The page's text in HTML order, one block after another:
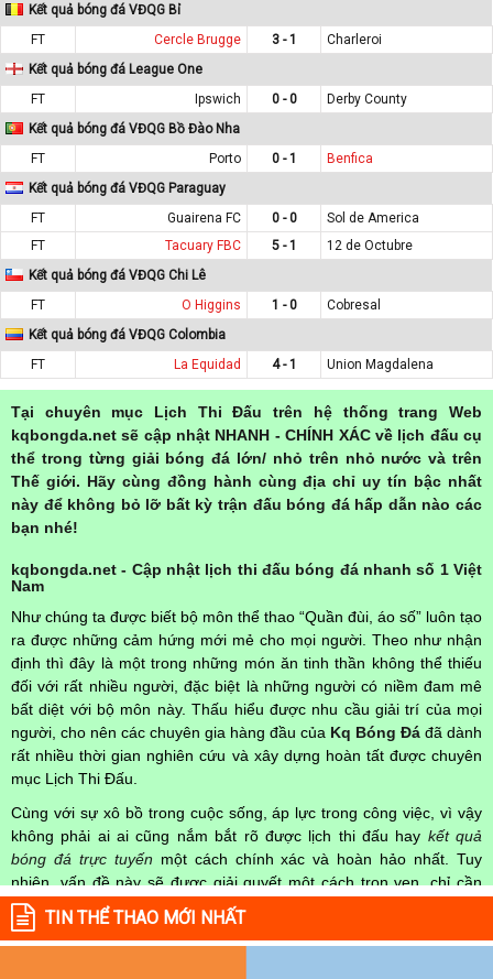
Kết quả bóng đá VĐQG Bỉ
FT
Cercle Brugge 3 - 1
Charleroi
Kết quả bóng đá League One
FT
Ipswich 0 - 0
Derby County
Kết quả bóng đá VĐQG Bồ Đào Nha
FT
Porto 0 - 1
Benfica
Kết quả bóng đá VĐQG Paraguay
FT
Guairena FC 0 - 0
Sol de America
FT
Tacuary FBC 5 - 1
12 de Octubre
Kết quả bóng đá VĐQG Chi Lê
FT
O Higgins 1 - 0
Cobresal
Kết quả bóng đá VĐQG Colombia
FT
La Equidad 4 - 1 Union Magdalena
Tại chuyên mục Lịch Thi Đấu trên hệ thống trang Web
kqbongda.net sẽ cập nhật NHANH - CHÍNH XÁC về lịch đấu cụ
thể trong từng giải bóng đá lớn/ nhỏ trên nhỏ nước và trên
Thế giới. Hãy cùng đồng hành cùng địa chỉ uy tín bậc nhất
này để không bỏ lỡ bất kỳ trận đấu bóng đá hấp dẫn nào các
bạn nhé!
kqbongda.net - Cập nhật lịch thi đấu bóng đá nhanh số 1 Việt
Nam
Như chúng ta được biết bộ môn thể thao “Quần đùi, áo số” luôn tạo
ra được những cảm hứng mới mẻ cho mọi người. Theo như nhận
định thì đây là một trong những món ăn tinh thần không thể thiếu
đối với rất nhiều người, đặc biệt là những người có niềm đam mê
bất diệt với bộ môn này. Thấu hiểu được nhu cầu giải trí của mọi
người, cho nên các chuyên gia hàng đầu của Kq Bóng Đá đã dành
rất nhiều thời gian nghiên cứu và xây dựng hoàn tất được chuyên
mục Lịch Thi Đấu.
Cùng với sự xô bồ trong cuộc sống, áp lực trong công việc, vì vậy
không phải ai ai cũng nắm bắt rõ được lịch thi đấu hay kết quả
bóng đá trực tuyến một cách chính xác và hoàn hảo nhất. Tuy
nhiên, vấn đề này sẽ được giải quyết một cách trọn vẹn, chỉ cần
truy cập vào chuyên mục
Lịch Thi Đấu
mọi người hoàn toàn nắm rõ được chính xác về thời gian các trận
đấu bóng đá Việt Nam hay trên Thế giới diễn ra trong thời gian sắp
TIN THỂ THAO MỚI NHẤT